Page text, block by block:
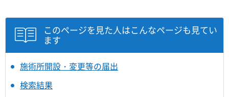
このページを見た人はこんなページも見てい
ます
施術所開設・変更等の届出
検索結果